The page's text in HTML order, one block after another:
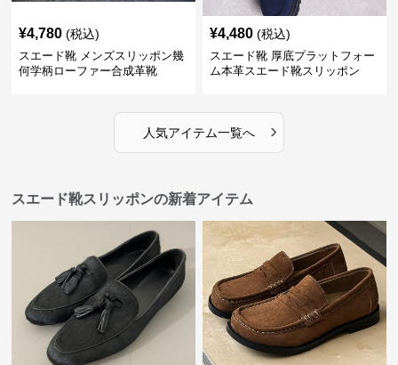
¥4,780 (税込)
スエード靴 メンズスリッポン幾
何学柄ローファー合成革靴
¥4,480 (税込)
スエード靴 厚底プラットフォー
ム本革スエード靴スリッポン
人気アイテム一覧へ ›
スエード靴スリッポンの新着アイテム